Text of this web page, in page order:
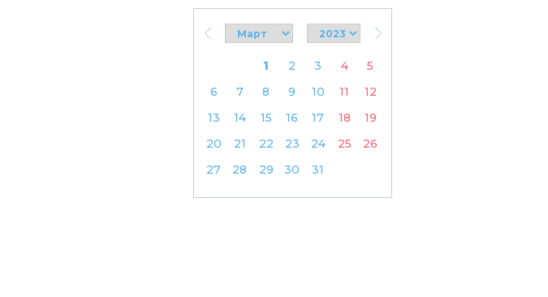
1 2 3 4
5
6
7 8 9 10 11
12
13
14 15 16 17 18
19
20
21 22 23 24 25
26
27
28 29 30 31